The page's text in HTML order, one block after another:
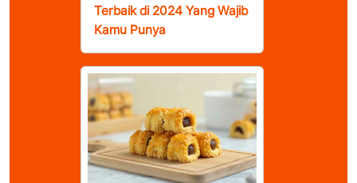
Terbaik di 2024 Yang Wajib
Kamu Punya